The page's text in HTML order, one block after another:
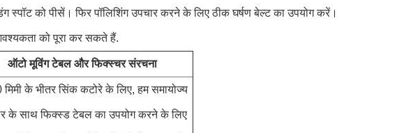
को पीसें। फिर पॉलिशिंग उपचार करने के लिए ठीक घर्षण बेल्ट का उपयोग करें।
को पूरा कर सकते हैं.
ऑटो मूविंग टेबल और फिक्स्चर संरचना
मिमी के भीतर सिंक कटोरे के लिए, हम समायोज्य
के साथ फिक्स्ड टेबल का उपयोग करने के लिए